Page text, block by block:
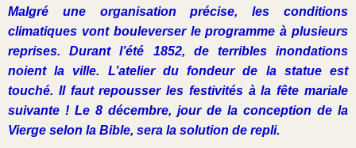
Malgré une organisation précise, les conditions
climatiques vont bouleverser le programme à plusieurs
reprises. Durant l’été 1852, de terribles inondations
noient la ville. L’atelier du fondeur de la statue est
touché. Il faut repousser les festivités à la fête mariale
suivante ! Le 8 décembre, jour de la conception de la
Vierge selon la Bible, sera la solution de repli.